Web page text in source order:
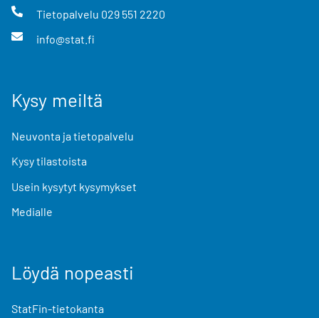
Tietopalvelu 029 551 2220
info@stat.fi
Kysy meiltä
Neuvonta ja tietopalvelu
Kysy tilastoista
Usein kysytyt kysymykset
Medialle
Löydä nopeasti
StatFin-tietokanta